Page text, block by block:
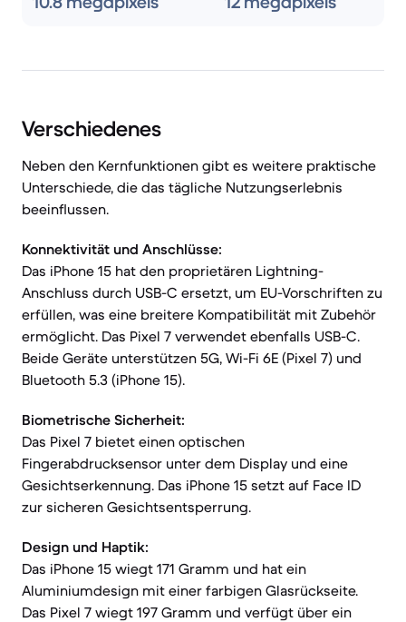
Verschiedenes
Neben den Kernfunktionen gibt es weitere praktische
Unterschiede, die das tägliche Nutzungserlebnis
beeinflussen.
Konnektivität und Anschlüsse:
Das iPhone 15 hat den proprietären Lightning-
Anschluss durch USB-C ersetzt, um EU-Vorschriften zu
erfüllen, was eine breitere Kompatibilität mit Zubehör
ermöglicht. Das Pixel 7 verwendet ebenfalls USB-C.
Beide Geräte unterstützen 5G, Wi-Fi 6E (Pixel 7) und
Bluetooth 5.3 (iPhone 15).
Biometrische Sicherheit:
Das Pixel 7 bietet einen optischen
Fingerabdrucksensor unter dem Display und eine
Gesichtserkennung. Das iPhone 15 setzt auf Face ID
zur sicheren Gesichtsentsperrung.
Design und Haptik:
Das iPhone 15 wiegt 171 Gramm und hat ein
Aluminiumdesign mit einer farbigen Glasrückseite.
Das Pixel 7 wiegt 197 Gramm und verfügt über ein